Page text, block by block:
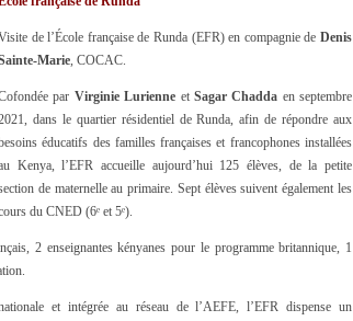
de l’École française de Runda (EFR) en compagnie de Denis
Marie, COCAC.
par Virginie Lurienne et Sagar Chadda en septembre
dans le quartier résidentiel de Runda, afin de répondre aux
éducatifs des familles françaises et francophones installées
Kenya, l’EFR accueille aujourd’hui 125 élèves, de la petite
de maternelle au primaire. Sept élèves suivent également les
du CNED (6ᵉ et 5ᵉ).
2 enseignantes kényanes pour le programme britannique, 1
et intégrée au réseau de l’AEFE, l’EFR dispense un